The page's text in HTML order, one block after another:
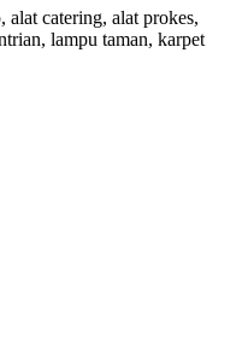
catering, alat prokes,
lampu taman, karpet